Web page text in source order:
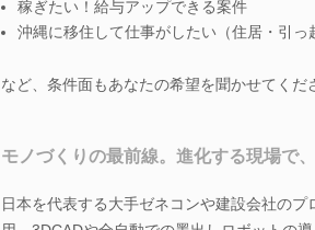
稼ぎたい！給与アップできる案件
沖縄に移住して仕事がしたい（住居・引っ
など、条件面もあなたの希望を聞かせてくだ
モノづくりの最前線。進化する現場で
日本を代表する大手ゼネコンや建設会社の